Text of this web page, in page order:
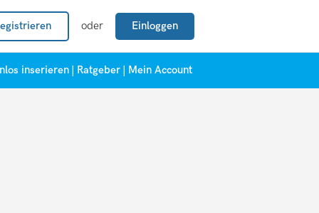
oder Einloggen
inserieren Ratgeber Mein Account